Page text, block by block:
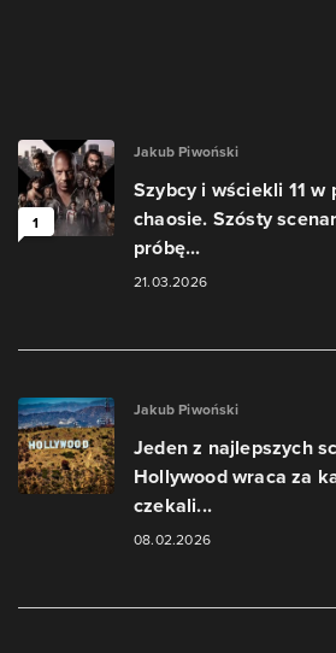
1
Jakub Piwoński
Szybcy i wściekli 11 w
chaosie. Szósty
próbę...
21.03.2026
Jakub Piwoński
Jeden z najlepszych
Hollywood wraca za
czekali...
08.02.2026